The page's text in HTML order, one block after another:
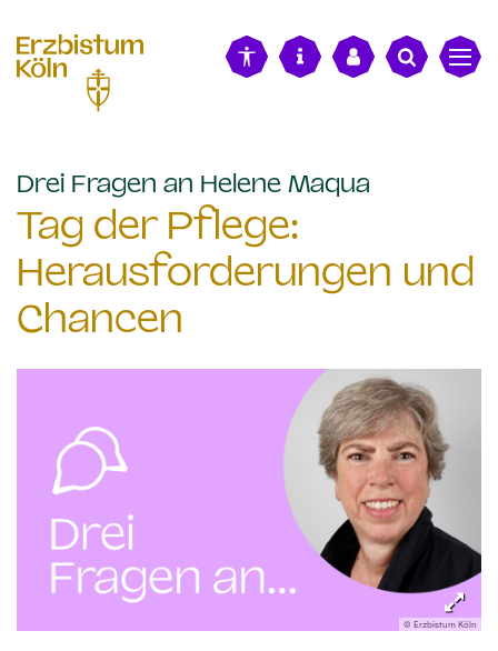
Drei Fragen an Helene Maqua
Tag der Pflege:
Herausforderungen und
Chancen
© Erzbistum Köln